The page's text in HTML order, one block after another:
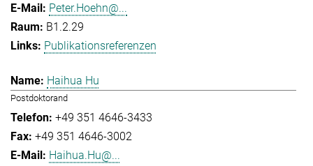
Peter.Hoehn@...
B1.2.29
Publikationsreferenzen
Haihua Hu
Postdoktorand
+49 351 4646-3433
+49 351 4646-3002
Haihua.Hu@...